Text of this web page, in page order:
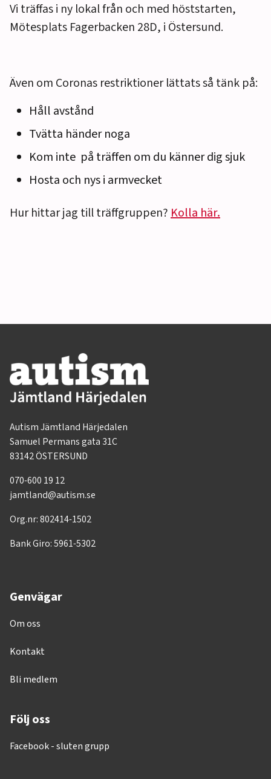
Vi träffas i ny lokal från och med höststarten,
Mötesplats Fagerbacken 28D, i Östersund.
Även om Coronas restriktioner lättats så tänk på:
Håll avstånd
Tvätta händer noga
Kom inte på träffen om du känner dig sjuk
Hosta och nys i armvecket
Hur hittar jag till träffgruppen?Kolla här.
Autism Jämtland Härjedalen
Samuel Permans gata 31C
83142 ÖSTERSUND
070-600 19 12
jamtland@autism.se
Org.nr: 802414-1502
Bank Giro: 5961-5302
Genvägar
Om oss
Kontakt
Bli medlem
Följ oss
Facebook - sluten grupp